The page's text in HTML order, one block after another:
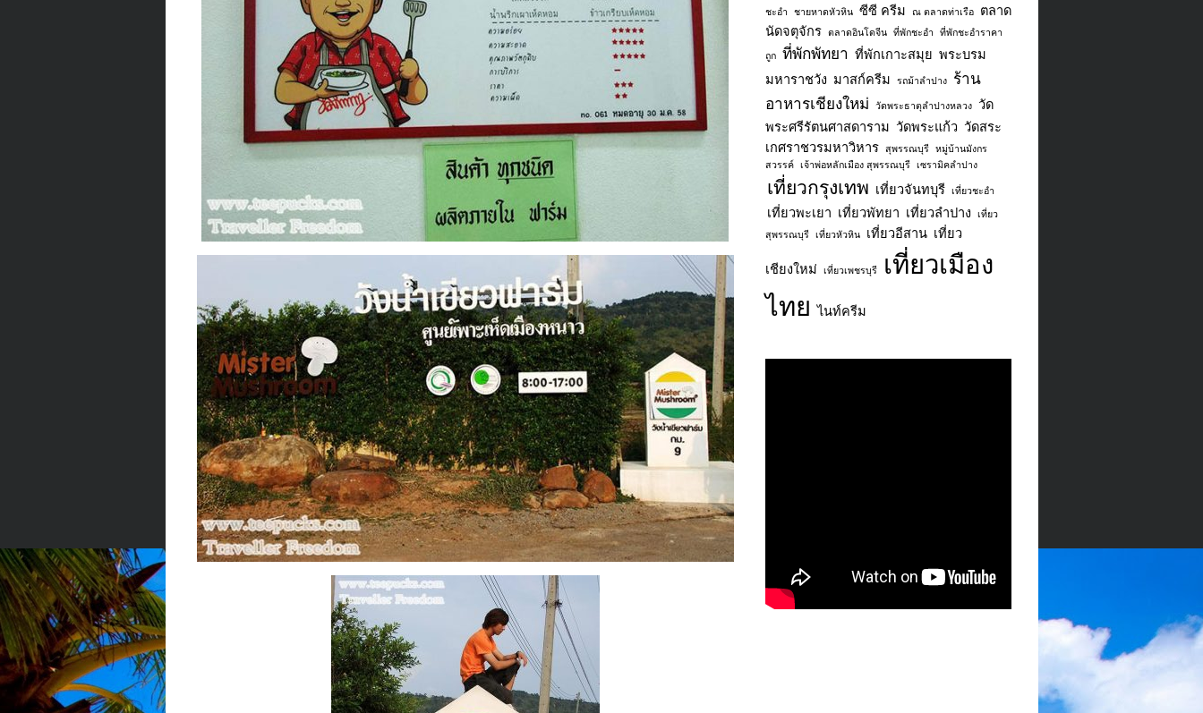
ชะอำ ชายหาดหัวหิน ซีซี ครีม ณ ตลาดท่าเรือ
ตลาด
นัดจตุจักร ตลาดอินโดจีน ที่พักชะอำ ที่พักชะอำราคา
ถูก ที่พักพัทยา ที่พักเกาะสมุย พระบรม
มหาราชวัง มาสก์ครีม รถม้าลำปาง
ร้าน
อาหารเชียงใหม่ วัดพระธาตุลำปางหลวง วัด
พระศรีรัตนศาสดาราม วัดพระแก้ว วัดสระ
เกศราชวรมหาวิหาร สุพรรณบุรี หมู่บ้านมังกร
สวรรค์ เจ้าพ่อหลักเมือง สุพรรณบุรี เซรามิคลำปาง
เที่ยวกรุงเทพ เที่ยวจันทบุรี เที่ยวชะอำ
เที่ยวพะเยา เที่ยวพัทยา เที่ยวลำปาง เที่ยว
สุพรรณบุรี เที่ยวหัวหิน เที่ยวอีสาน เที่ยว
เชียงใหม่ เที่ยวเพชรบุรี
เที่ยวเมือง
ไทย ไนท์ครีม